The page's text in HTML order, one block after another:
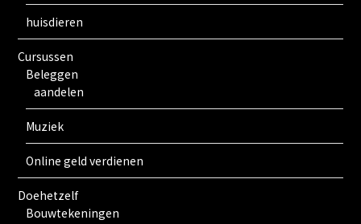
huisdieren
Cursussen
Beleggen
aandelen
Muziek
Online geld verdienen
Doehetzelf
Bouwtekeningen